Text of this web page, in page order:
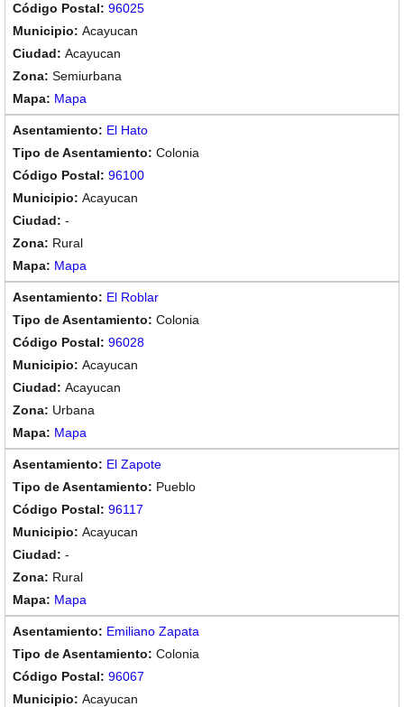
96025
Acayucan
Acayucan
Semiurbana
Mapa
El Hato
Colonia
96100
Acayucan
-
Rural
Mapa
El Roblar
Colonia
96028
Acayucan
Acayucan
Urbana
Mapa
El Zapote
Pueblo
96117
Acayucan
-
Rural
Mapa
Emiliano Zapata
Colonia
96067
Acayucan